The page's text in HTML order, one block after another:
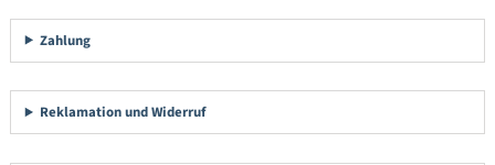
Zahlung
Reklamation und Widerruf